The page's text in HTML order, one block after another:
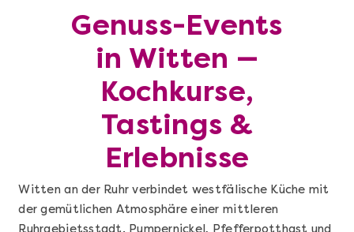
Genuss-Events
in Witten —
Kochkurse,
Tastings &
Erlebnisse
Witten an der Ruhr verbindet westfälische Küche mit
der gemütlichen Atmosphäre einer mittleren